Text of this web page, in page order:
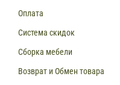
Оплата
Система скидок
Сборка мебели
Возврат и Обмен товара